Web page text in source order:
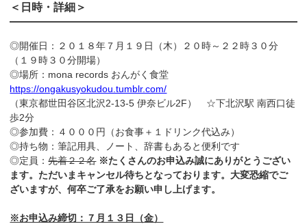
＜日時・詳細＞
◎開催日：２０１８年７月１９日（木）２０時～２２時３０分
（１９時３０分開場）
◎場所：mona records おんがく食堂
https://ongakusyokudou.tumblr.com/
（東京都世田谷区北沢2-13-5 伊奈ビル2F） ☆下北沢駅 南西口徒
歩2分
◎参加費：４０００円（お食事＋１ドリンク代込み）
◎持ち物：筆記用具、ノート、辞書もあると便利です
◎定員：先着２２名※たくさんのお申込み誠にありがとうござい
ます。ただいまキャンセル待ちとなっております。大変恐縮でご
ざいますが、何卒ご了承をお願い申し上げます。
※お申込み締切：７月１３日（金）